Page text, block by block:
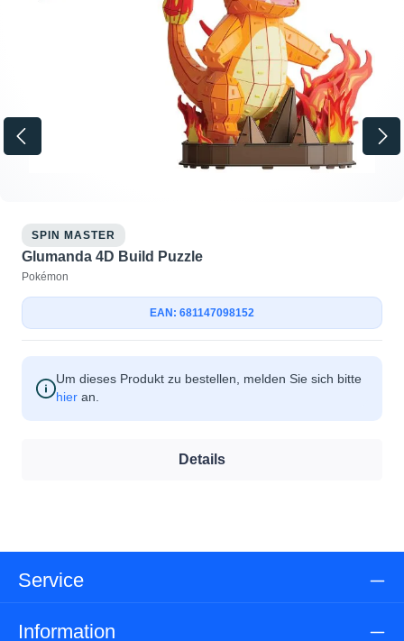
SPIN MASTER
Glumanda 4D Build Puzzle
Pokémon
EAN: 681147098152
Um dieses Produkt zu bestellen, melden Sie sich bitte
hier an.
Details
Service
Information